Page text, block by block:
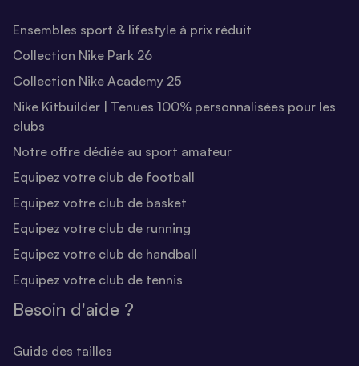
Ensembles sport & lifestyle à prix réduit
Collection Nike Park 26
Collection Nike Academy 25
Nike Kitbuilder | Tenues 100% personnalisées pour les
clubs
Notre offre dédiée au sport amateur
Equipez votre club de football
Equipez votre club de basket
Equipez votre club de running
Equipez votre club de handball
Equipez votre club de tennis
Besoin d'aide ?
Guide des tailles